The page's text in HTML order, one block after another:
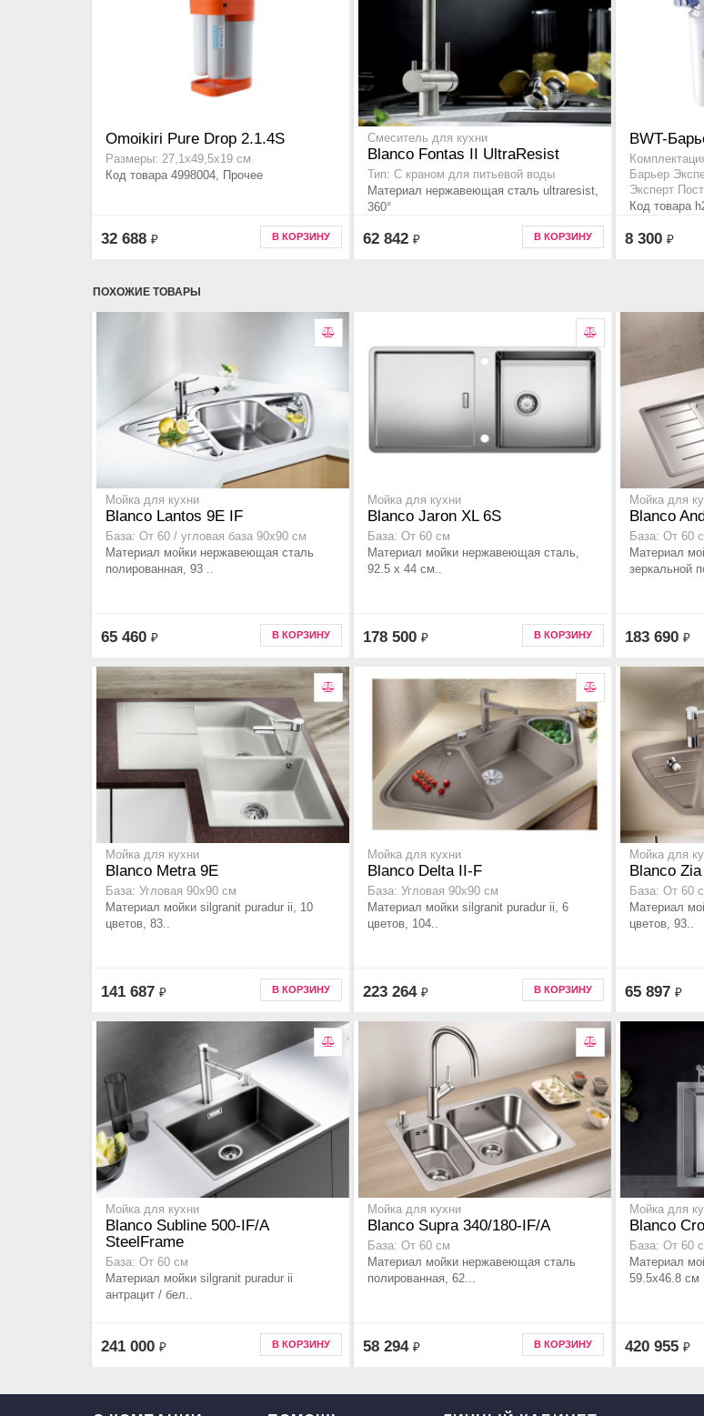
Omoikiri Pure Drop 2.1.4S
Размеры: 27,1х49,5х19 см
Код товара 4998004, Прочее
32 688 ₽ В КОРЗИНУ
Смеситель для кухни
Blanco Fontas II UltraResist
Тип: С краном для питьевой воды
Материал нержавеющая сталь ultraresist,
360°
62 842 ₽ В КОРЗИНУ
BWT-
Барьер
Эксперт
Код товара
8 300 ₽
ПОХОЖИЕ ТОВАРЫ
Мойка для кухни
Blanco Lantos 9E IF
База: От 60 / угловая база 90x90 см
Материал мойки нержавеющая сталь
полированная, 93 ..
65 460 ₽ В КОРЗИНУ
Мойка для кухни
Blanco Jaron XL 6S
База: От 60 см
Материал мойки нержавеющая сталь,
92.5 x 44 см..
178 500 ₽ В КОРЗИНУ
Мойка для
Blanco
База: От 60
Материал
зеркальной
183 690 ₽
Мойка для кухни
Blanco Metra 9E
База: Угловая 90x90 см
Материал мойки silgranit puradur ii, 10
цветов, 83..
141 687 ₽ В КОРЗИНУ
Мойка для кухни
Blanco Delta II-F
База: Угловая 90x90 см
Материал мойки silgranit puradur ii, 6
цветов, 104..
223 264 ₽ В КОРЗИНУ
Мойка для
Blanco
База: От 60
Материал
цветов, 93..
65 897 ₽
Мойка для кухни
Blanco Subline 500-IF/A
SteelFrame
База: От 60 см
Материал мойки silgranit puradur ii
антрацит / бел..
241 000 ₽ В КОРЗИНУ
Мойка для кухни
Blanco Supra 340/180-IF/A
База: От 60 см
Материал мойки нержавеющая сталь
полированная, 62...
58 294 ₽ В КОРЗИНУ
Мойка для
Blanco
База: От 60
Материал
59.5x46.8 см
420 955 ₽